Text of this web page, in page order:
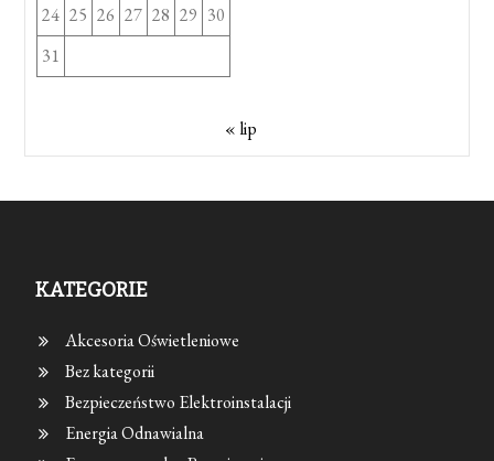
24 25 26 27 28 29 30
31
« lip
KATEGORIE
Akcesoria Oświetleniowe
Bez kategorii
Bezpieczeństwo Elektroinstalacji
Energia Odnawialna